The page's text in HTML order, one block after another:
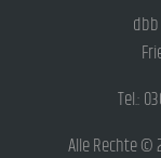
Tel.:
Alle Rechte